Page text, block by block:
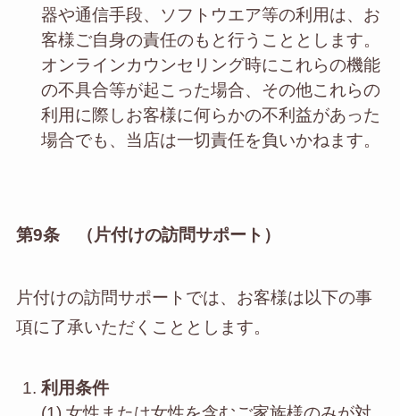
器や通信手段、ソフトウエア等の利用は、お
客様ご自身の責任のもと行うこととします。
オンラインカウンセリング時にこれらの機能
の不具合等が起こった場合、その他これらの
利用に際しお客様に何らかの不利益があった
場合でも、当店は一切責任を負いかねます。
第9条 （片付けの訪問サポート）
片付けの訪問サポートでは、お客様は以下の事
項に了承いただくこととします。
利用条件